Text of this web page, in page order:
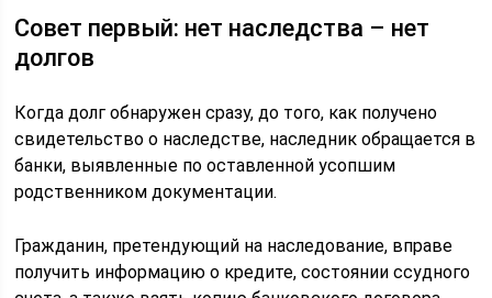
Совет первый: нет наследства – нет
долгов
Когда долг обнаружен сразу, до того, как получено
свидетельство о наследстве, наследник обращается в
банки, выявленные по оставленной усопшим
родственником документации.
Гражданин, претендующий на наследование, вправе
получить информацию о кредите, состоянии ссудного